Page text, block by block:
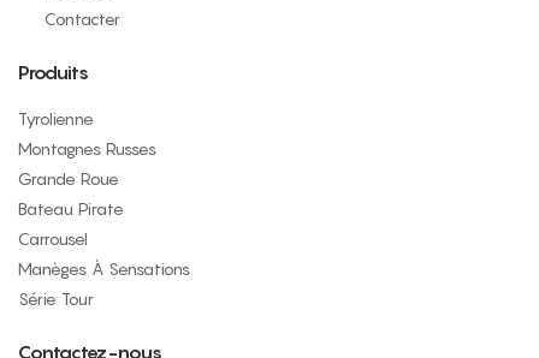
Contacter
Produits
Tyrolienne
Montagnes Russes
Grande Roue
Bateau Pirate
Carrousel
Manèges À Sensations
Série Tour
Contactez-nous